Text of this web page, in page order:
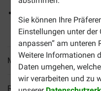
Sie können Ihre
Einstellungen unter der
anpassen“ am unteren
Weitere Informationen
Daten umgehen,
wir verarbeiten und zu
heran
Mehr Produktinfos
Reviews